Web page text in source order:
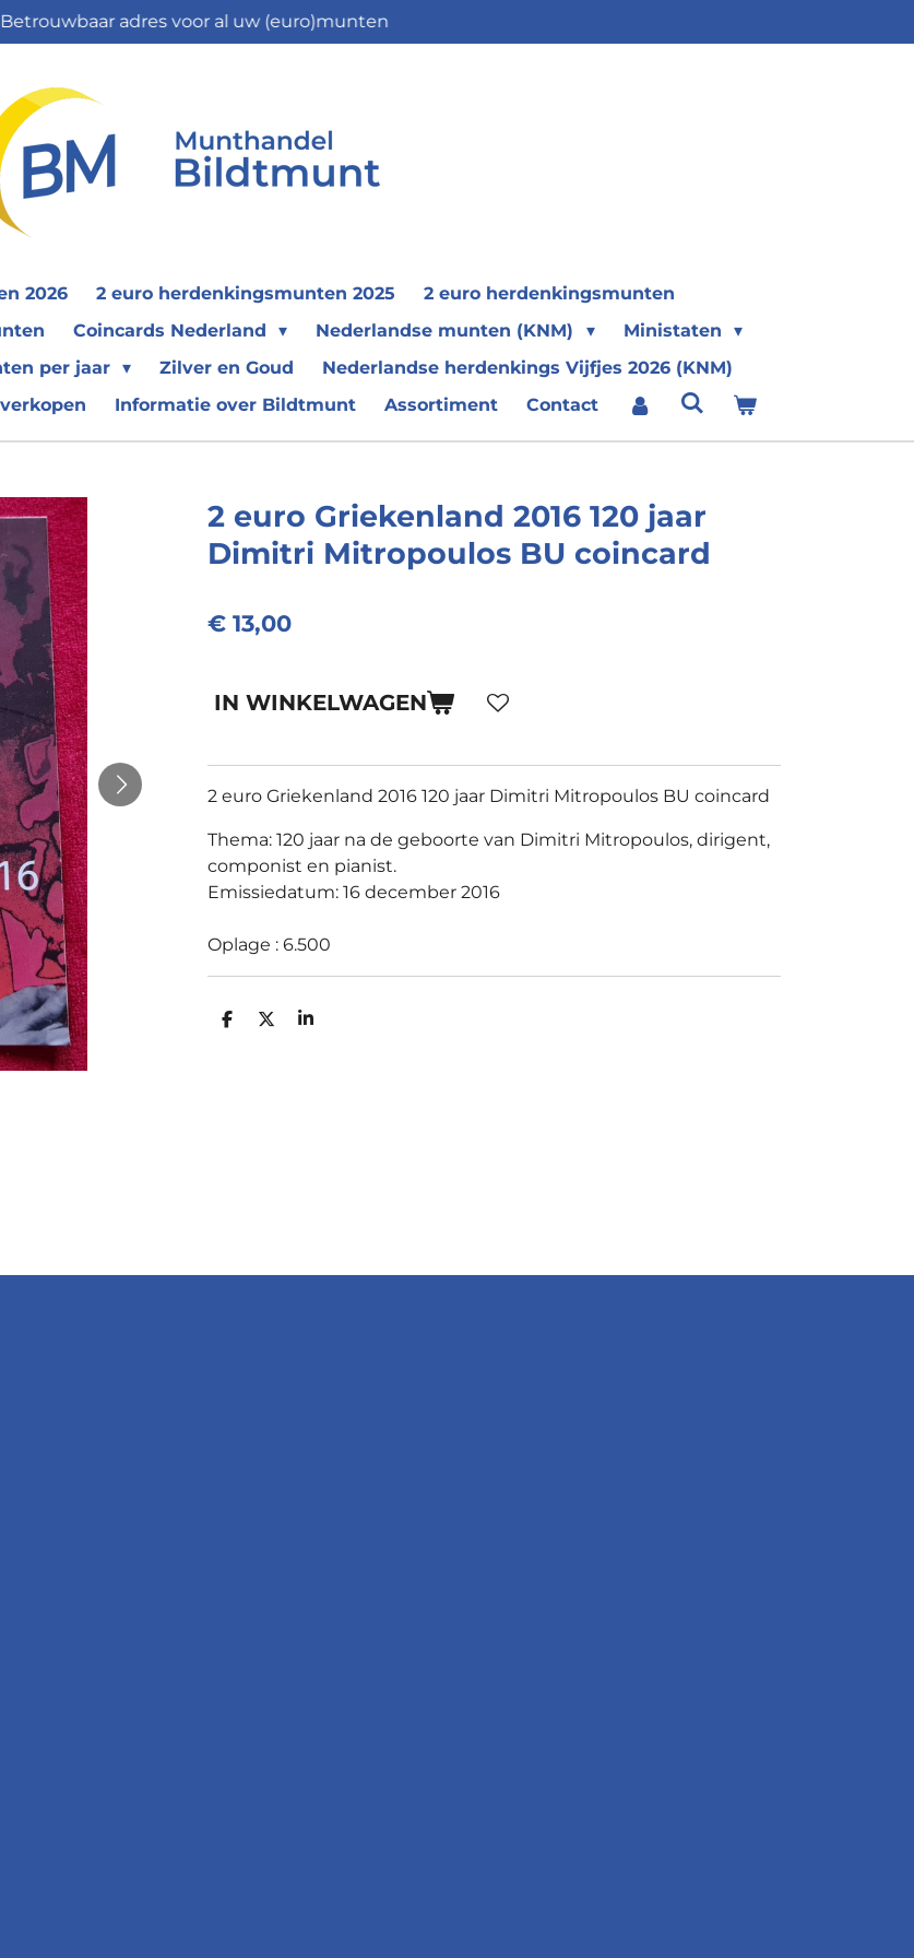
Betrouwbaar adres voor al uw (euro)munten
2026 2 euro herdenkingsmunten 2025
2 euro herdenkingsmunten
Coincards Nederland Nederlandse munten (KNM)
Ministaten
per jaar Zilver en Goud
Nederlandse herdenkings Vijfjes 2026 (KNM)
Informatie over Bildtmunt Assortiment Contact
2 euro Griekenland 2016 120 jaar
Dimitri Mitropoulos BU coincard
€ 13,00
IN WINKELWAGEN
2 euro Griekenland 2016 120 jaar Dimitri Mitropoulos BU coincard
Thema: 120 jaar na de geboorte van Dimitri Mitropoulos, dirigent,
componist en pianist.
Emissiedatum: 16 december 2016
Oplage : 6.500
D
D
S